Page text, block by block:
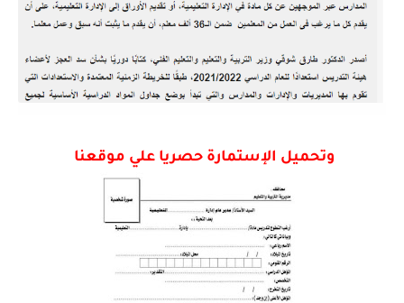
وتحميل الإستمارة حصريا علي موقعنا